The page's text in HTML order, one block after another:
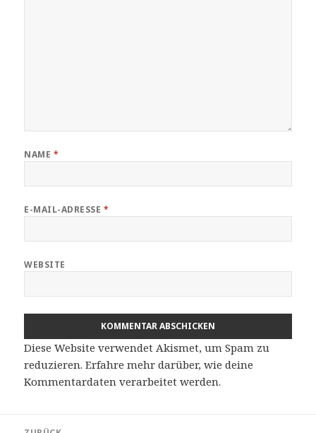
NAME *
E-MAIL-ADRESSE *
WEBSITE
Diese Website verwendet Akismet, um Spam zu
reduzieren.Erfahre mehr darüber, wie deine
Kommentardaten verarbeitet werden.